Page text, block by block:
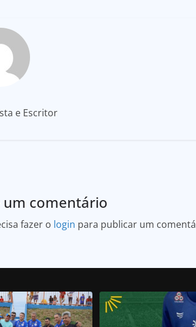
e Escritor
um comentário
fazer o login para publicar um